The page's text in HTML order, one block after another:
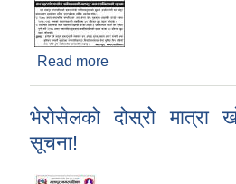
Read more
भेरोसेलको दोस्रोे मात्रा
सूचना!